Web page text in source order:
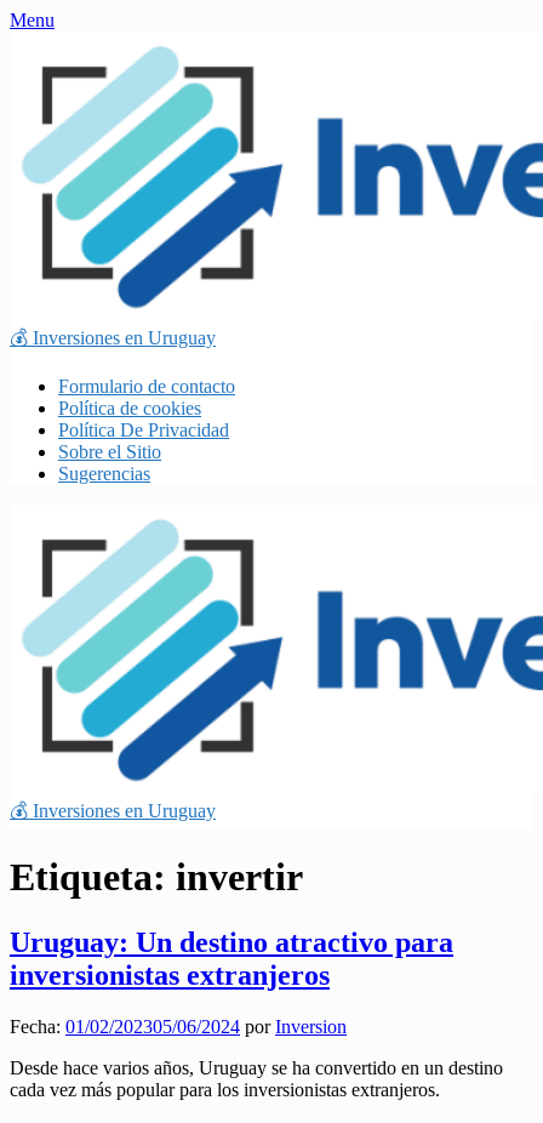
Skip
content
Menu
💰 Inversiones en Uruguay
Formulario de contacto
Política de cookies
Política De Privacidad
Sobre el Sitio
Sugerencias
💰 Inversiones en Uruguay
Etiqueta: invertir
Uruguay: Un destino atractivo para
inversionistas extranjeros
Fecha: 01/02/202305/06/2024 porInversion
Desde hace varios años, Uruguay se ha convertido en un destino
cada vez más popular para los inversionistas extranjeros.